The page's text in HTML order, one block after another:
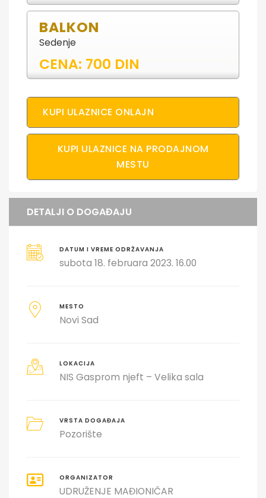
BALKON
Sedenje
CENA: 700 DIN
KUPI ULAZNICE ONLAJN
KUPI ULAZNICE NA PRODAJNOM
MESTU
DETALJI O DOGAĐAJU
DATUM I VREME ODRŽAVANJA
subota 18. februara 2023. 16.00
MESTO
Novi Sad
LOKACIJA
NIS Gasprom njeft – Velika sala
VRSTA DOGAĐAJA
Pozorište
ORGANIZATOR
UDRUŽENJE MAĐIONIČAR